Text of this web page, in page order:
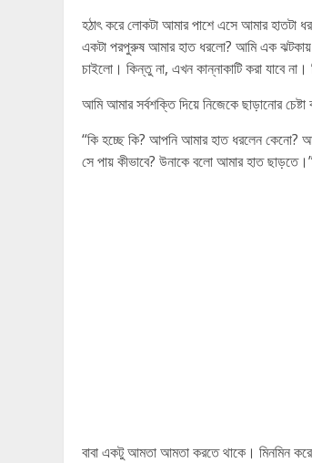
হঠাৎ করে লোকটা আমার পাশে এসে আমার হাতটা
একটা পরপুরুষ আমার হাত ধরলো? আমি এক ঝটকায়
চাইলো। কিন্তু না, এখন কান্নাকাটি করা যাবে
আমি আমার সর্বশক্তি দিয়ে নিজেকে ছাড়ানোর
“কি হচ্ছে কি? আপনি আমার হাত ধরলেন কেনো?
সে পায় কীভাবে? উনাকে বলো আমার হাত
বাবা একটু আমতা আমতা করতে থাকে। মিনমিন